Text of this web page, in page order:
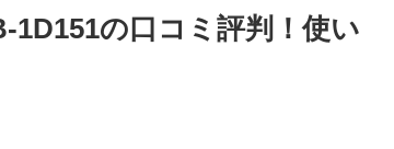
の口コミ評判！使い